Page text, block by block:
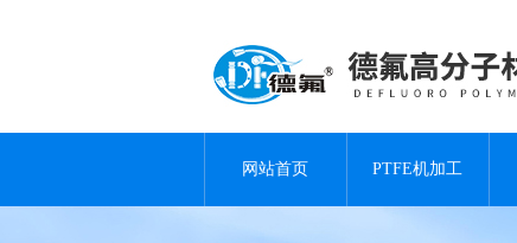
网站首页 PTFE机加工